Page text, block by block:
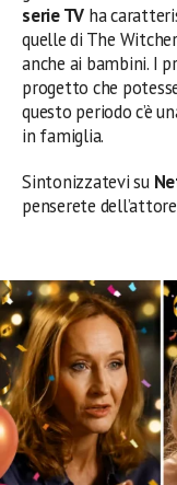
serie TV ha
quelle di The
anche ai bambini. I
progetto che
questo periodo c’è
in famiglia.
Sintonizzatevi su
penserete